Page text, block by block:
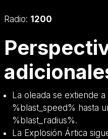
Radio: 1200
La oleada se extiende
%blast_speed% hasta
%blast_radius%.
La Explosión Ártica